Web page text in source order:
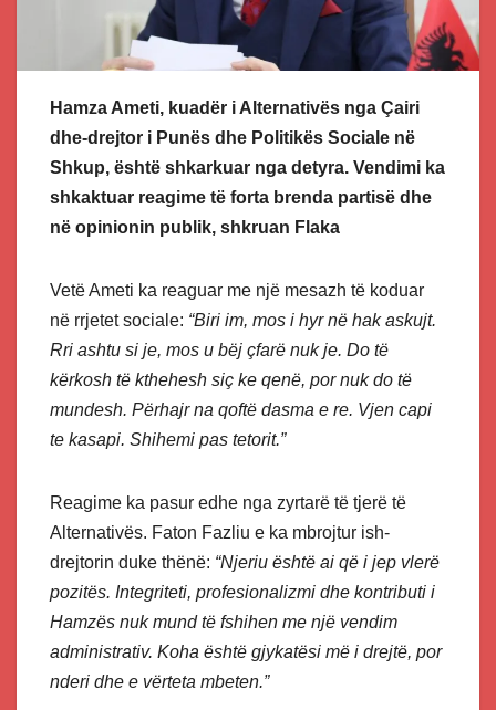
Hamza Ameti, kuadër i Alternativës nga Çairi
dhe-drejtor i Punës dhe Politikës Sociale në
Shkup, është shkarkuar nga detyra. Vendimi ka
shkaktuar reagime të forta brenda partisë dhe
në opinionin publik, shkruan Flaka
Vetë Ameti ka reaguar me një mesazh të koduar
në rrjetet sociale: “Biri im, mos i hyr në hak askujt.
Rri ashtu si je, mos u bëj çfarë nuk je. Do të
kërkosh të kthehesh siç ke qenë, por nuk do të
mundesh. Përhajr na qoftë dasma e re. Vjen capi
te kasapi. Shihemi pas tetorit.”
Reagime ka pasur edhe nga zyrtarë të tjerë të
Alternativës. Faton Fazliu e ka mbrojtur ish-
drejtorin duke thënë: “Njeriu është ai që i jep vlerë
pozitës. Integriteti, profesionalizmi dhe kontributi i
Hamzës nuk mund të fshihen me një vendim
administrativ. Koha është gjykatësi më i drejtë, por
nderi dhe e vërteta mbeten.”